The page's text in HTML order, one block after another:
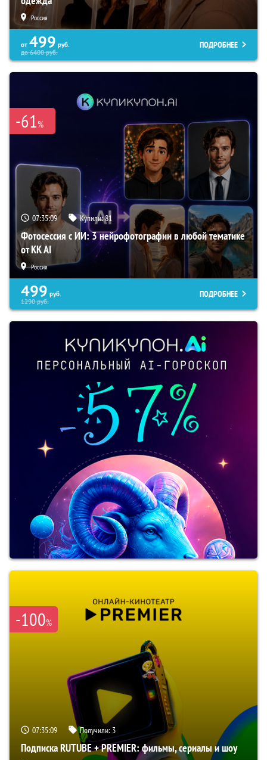
Россия
от 499 руб.
до6400руб.
ПОДРОБНЕЕ
-61%
07:35:08 Купили:81
Фотосессия с ИИ: 3 нейрофотографии в любой тематике
от KK AI
Россия
499 руб.
1290руб.
ПОДРОБНЕЕ
-100%
07:35:08 Получили: 3
Подписка RUTUBE + PREMIER: фильмы, сериалы и шоу